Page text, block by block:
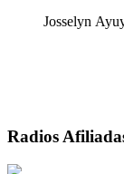
Josselyn
Radios